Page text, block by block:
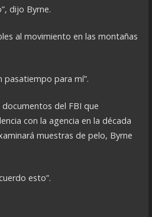
dijo Byrne.
al movimiento en las montañas
pasatiempo para mí”.
del FBI que
con la agencia en la década
muestras de pelo, Byrne
esto”.